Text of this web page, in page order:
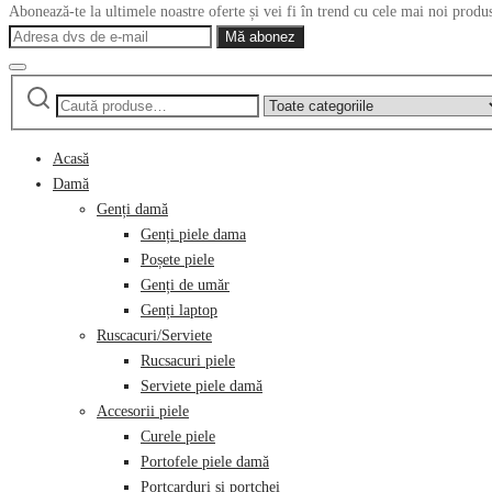
Abonează-te la ultimele noastre oferte și vei fi în trend cu cele mai noi
Caută
după:
Narrow
by
Acasă
Damă
Genți damă
Genți piele dama
Poșete piele
Genți de umăr
Genți laptop
Ruscacuri/Serviete
Rucsacuri piele
Serviete piele damă
Accesorii piele
Curele piele
Portofele piele damă
Portcarduri și portchei